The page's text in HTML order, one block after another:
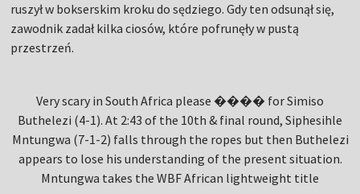
ruszył w bokserskim kroku do sędziego. Gdy ten odsunął się,
zawodnik zadał kilka ciosów, które pofrunęły w pustą
przestrzeń.
Very scary in South Africa please ���� for Simiso
Buthelezi (4-1). At 2:43 of the 10th & final round, Siphesihle
Mntungwa (7-1-2) falls through the ropes but then Buthelezi
appears to lose his understanding of the present situation.
Mntungwa takes the WBF African lightweight title